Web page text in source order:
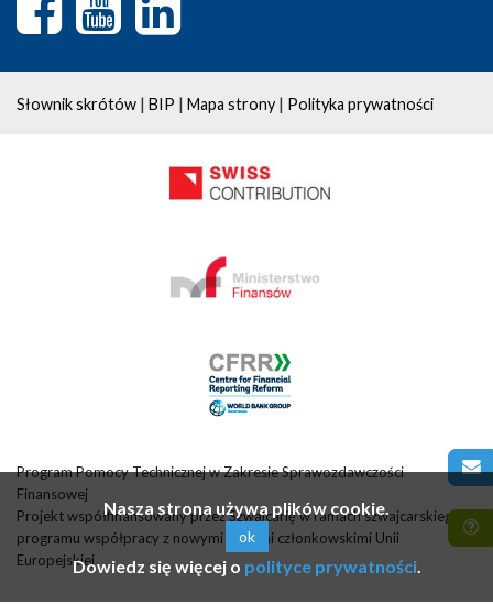
Słownik skrótów | BIP | Mapa strony | Polityka prywatności
Program Pomocy Technicznej w Zakresie Sprawozdawczości
Finansowej
Projekt współfinansowany przez Szwajcarię w ramach szwajcarskiego
programu współpracy z nowymi krajami członkowskimi Unii
Europejskiej
Nasza strona używa plików cookie.
ok
Dowiedz się więcej o polityce prywatności.